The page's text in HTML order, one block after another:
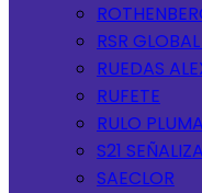
RSR
RUEDAS
RUFETE
RULO PLUMA
S21
SAECLOR